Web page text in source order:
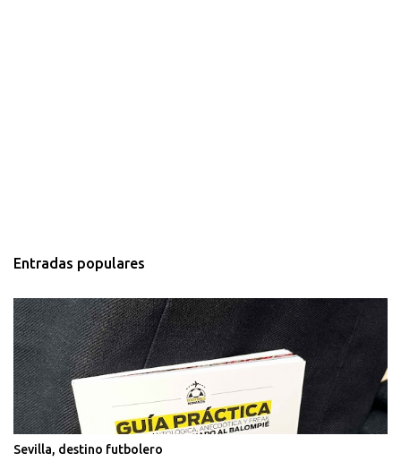
Entradas populares
Sevilla, destino futbolero